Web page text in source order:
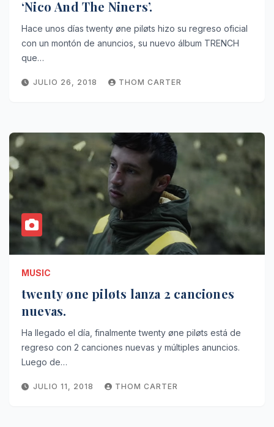
‘Nico And The Niners’.
Hace unos días twenty øne piløts hizo su regreso oficial
con un montón de anuncios, su nuevo álbum TRENCH
que…
JULIO 26, 2018 THOM CARTER
MUSIC
twenty øne piløts lanza 2 canciones
nuevas.
Ha llegado el día, finalmente twenty øne piløts está de
regreso con 2 canciones nuevas y múltiples anuncios.
Luego de…
JULIO 11, 2018 THOM CARTER